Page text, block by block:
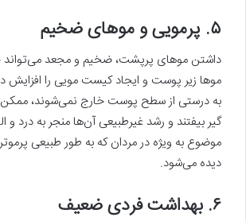
۵. پرمویی و موهای ضخیم
داشتن موهای پرپشت، ضخیم و مجعد می‌تواند
موها زیر پوست و ایجاد کیست مویی را افزایش
به درستی از سطح پوست خارج نمی‌شوند،
گیر بیفتند و رشد غیرطبیعی آن‌ها منجر به درد و
موضوع به ویژه در مردان که به طور طبیعی
دیده می‌شود.
۶. بهداشت فردی ضعیف